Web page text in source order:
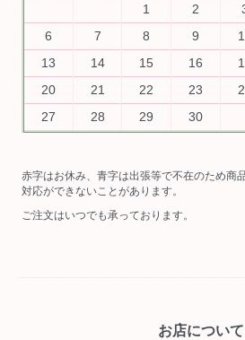
1
2
6
7 8 9
13
14 15 16
20
21 22 23
27
28 29 30
赤字はお休み、青字は出張等で不在のため商
対応ができないことがあります。
ご注文はいつでも承っております。
お店について